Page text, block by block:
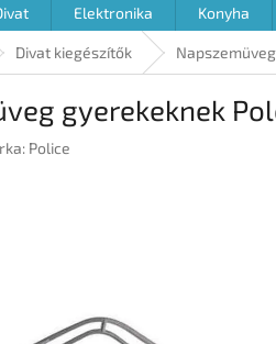
Elektronika Konyha
Divat kiegészítők
gyerekeknek
Police